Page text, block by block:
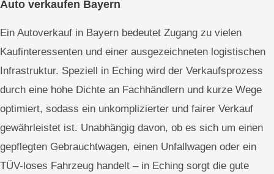
Auto verkaufen Bayern
Ein Autoverkauf in Bayern bedeutet Zugang zu vielen
Kaufinteressenten und einer ausgezeichneten logistischen
Infrastruktur. Speziell in Eching wird der Verkaufsprozess
durch eine hohe Dichte an Fachhändlern und kurze Wege
optimiert, sodass ein unkomplizierter und fairer Verkauf
gewährleistet ist. Unabhängig davon, ob es sich um einen
gepflegten Gebrauchtwagen, einen Unfallwagen oder ein
TÜV-loses Fahrzeug handelt – in Eching sorgt die gute